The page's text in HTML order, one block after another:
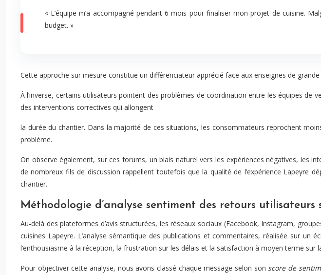
« L’équipe m’a accompagné pendant 6 mois pour finaliser mon projet de cuisine.
budget. »
Cette approche sur mesure constitue un différenciateur apprécié face aux enseignes de
À l’inverse, certains utilisateurs pointent des problèmes de coordination entre les équipes de
des interventions correctives qui allongent
la durée du chantier. Dans la majorité de ces situations, les consommateurs reprochent
problème.
On observe également, sur ces forums, un biais naturel vers les expériences négatives, les
de nombreux fils de discussion rappellent toutefois que la qualité de l’expérience Lapeyre
chantier.
Méthodologie d’analyse sentiment des retours utilisateurs
Au‑delà des plateformes d’avis structurées, les réseaux sociaux (Facebook, Instagram,
cuisines Lapeyre. L’analyse sémantique des publications et commentaires, réalisée sur
l’enthousiasme à la réception, la frustration sur les délais et la satisfaction à moyen terme sur
Pour objectiver cette analyse, nous avons classé chaque message selon son score de